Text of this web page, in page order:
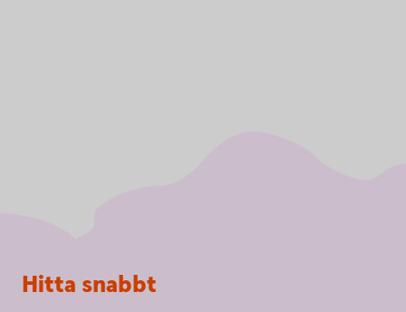
Sidfot
Hitta snabbt